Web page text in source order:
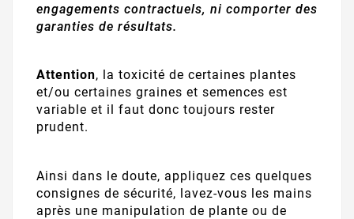
engagements contractuels, ni comporter des
garanties de résultats.
Attention, la toxicité de certaines plantes
et/ou certaines graines et semences est
variable et il faut donc toujours rester
prudent.
Ainsi dans le doute, appliquez ces quelques
consignes de sécurité, lavez-vous les mains
après une manipulation de plante ou de